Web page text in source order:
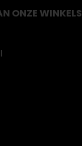
ONZE WINKELS